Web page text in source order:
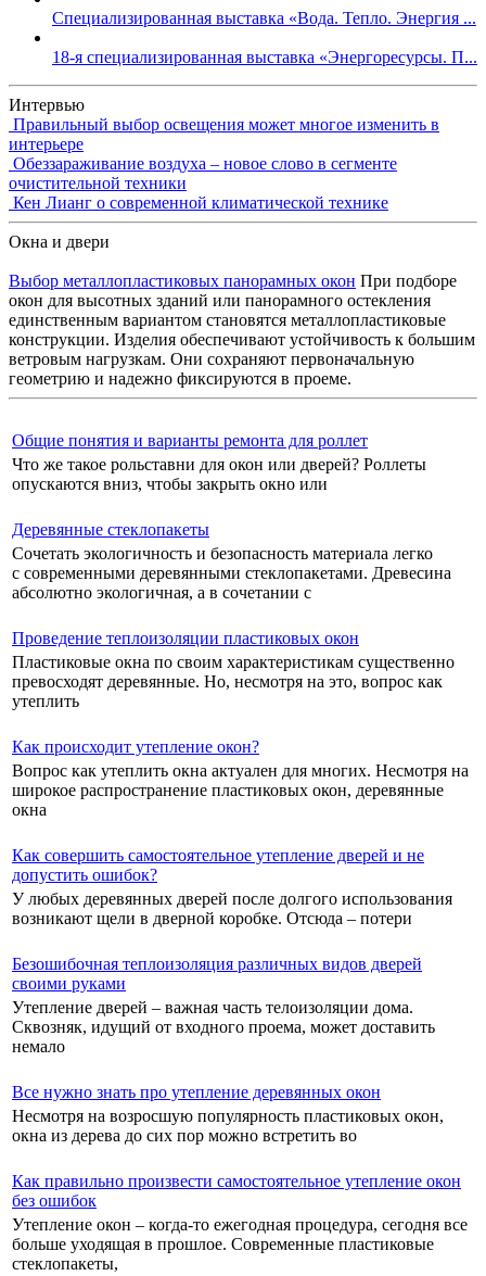
Специализированная выставка «Вода. Тепло. Энергия ...
18-я специализированная выставка «Энергоресурсы. П...
Интервью
Правильный выбор освещения может многое изменить в
интерьере
Обеззараживание воздуха – новое слово в сегменте
очистительной техники
Кен Лианг о современной климатической технике
Окна и двери
Выбор металлопластиковых панорамных окон При подборе
окон для высотных зданий или панорамного остекления
единственным вариантом становятся металлопластиковые
конструкции. Изделия обеспечивают устойчивость к большим
ветровым нагрузкам. Они сохраняют первоначальную
геометрию и надежно фиксируются в проеме.
Общие понятия и варианты ремонта для роллет
Что же такое рольставни для окон или дверей? Роллеты
опускаются вниз, чтобы закрыть окно или
Деревянные стеклопакеты
Сочетать экологичность и безопасность материала легко
с современными деревянными стеклопакетами. Древесина
абсолютно экологичная, а в сочетании с
Проведение теплоизоляции пластиковых окон
Пластиковые окна по своим характеристикам существенно
превосходят деревянные. Но, несмотря на это, вопрос как
утеплить
Как происходит утепление окон?
Вопрос как утеплить окна актуален для многих. Несмотря на
широкое распространение пластиковых окон, деревянные
окна
Как совершить самостоятельное утепление дверей и не
допустить ошибок?
У любых деревянных дверей после долгого использования
возникают щели в дверной коробке. Отсюда – потери
Безошибочная теплоизоляция различных видов дверей
своими руками
Утепление дверей – важная часть телоизоляции дома.
Сквозняк, идущий от входного проема, может доставить
немало
Все нужно знать про утепление деревянных окон
Несмотря на возросшую популярность пластиковых окон,
окна из дерева до сих пор можно встретить во
Как правильно произвести самостоятельное утепление окон
без ошибок
Утепление окон – когда-то ежегодная процедура, сегодня все
больше уходящая в прошлое. Современные пластиковые
стеклопакеты,